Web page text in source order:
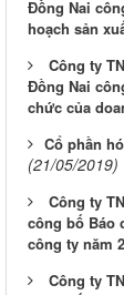
Đồng Nai
hoạch sản
Công ty
Đồng Nai
chức của
​Cổ phần
(21/05/2019)
Công ty
công bố Báo
công ty năm
Công ty